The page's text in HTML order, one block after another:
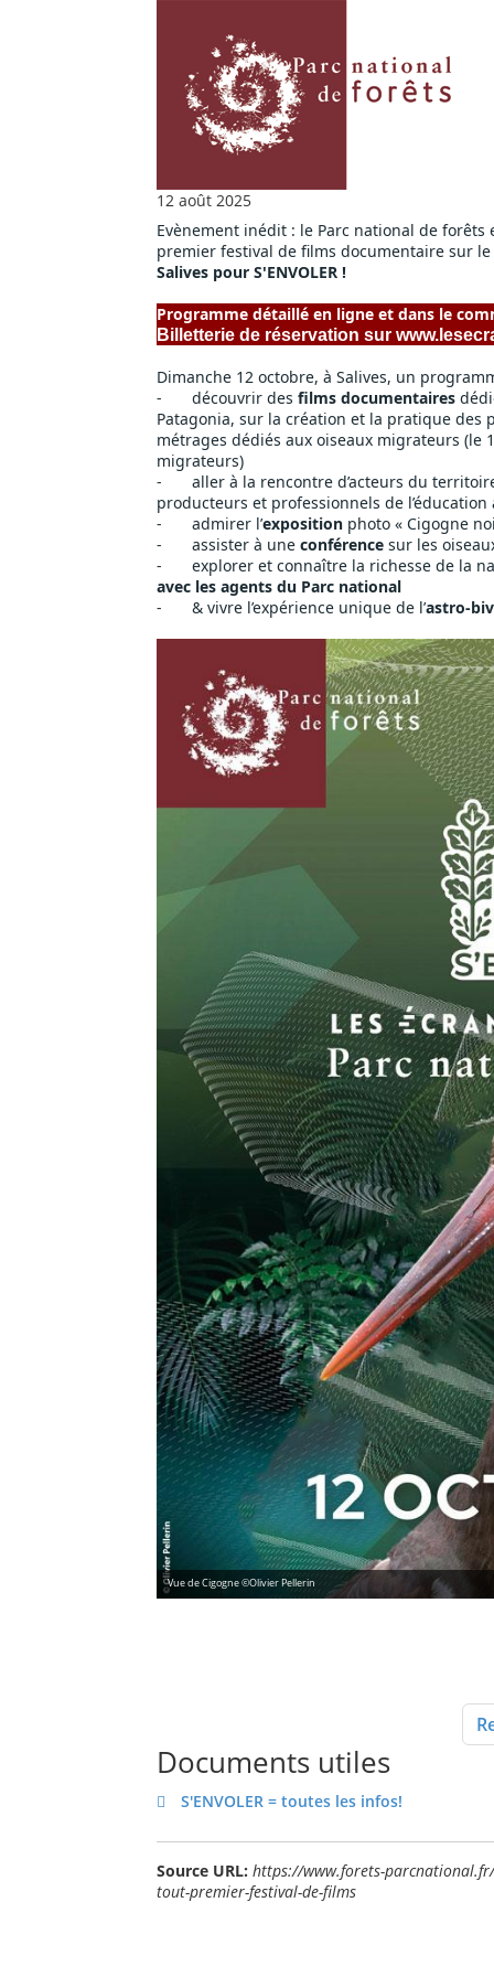
12 août 2025
Evènement inédit : le Parc national de forêts
premier festival de films documentaire sur
Salives pour S'ENVOLER !
Programme détaillé en ligne et dans le
Billetterie de réservation sur
Dimanche 12 octobre, à Salives, un
-	découvrir des films documentaires
Patagonia, sur la création et la pratique des
métrages dédiés aux oiseaux migrateurs (le
migrateurs)
-	aller à la rencontre d’acteurs du
producteurs et professionnels de l’éducation
-	admirer l’exposition photo « Cigogne
-	assister à une conférence sur les
-	explorer et connaître la richesse de la
avec les agents du Parc national
-	& vivre l’expérience unique de l’astro-
Vue de Cigogne ©Olivier Pellerin
Documents utiles
S'ENVOLER = toutes les infos!
Source URL: https://www.forets-
tout-premier-festival-de-films